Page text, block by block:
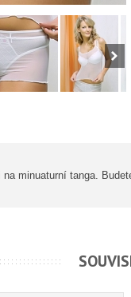
minuaturní tanga.